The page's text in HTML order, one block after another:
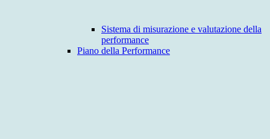
Sistema di misurazione e valutazione della
performance
Piano della Performance